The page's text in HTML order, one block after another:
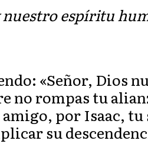
espíritu
«Señor, Dios
no rompas tu
por Isaac,
su